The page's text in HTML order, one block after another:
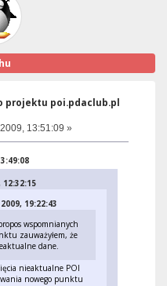
projektu poi.pdaclub.pl
13:51:09 »
19:22:43
wspomnianych
zauważyłem, że
dane.
nieaktualne POI
nowego punktu